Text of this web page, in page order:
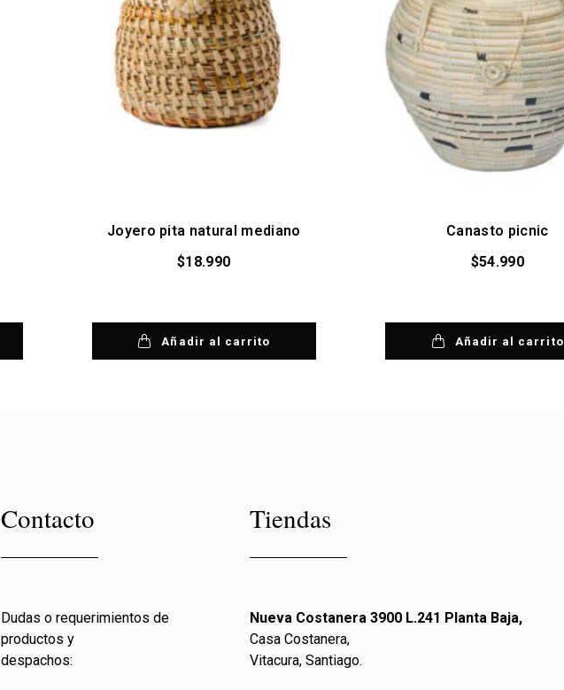
Joyero pita natural mediano
$18.990
Añadir al carrito
Canasto picnic
$54.990
Añadir al carrito
Contacto
Dudas o requerimientos de
productos y
despachos:
Tiendas
Nueva Costanera 3900 L.241 Planta Baja,
Casa Costanera,
Vitacura, Santiago.